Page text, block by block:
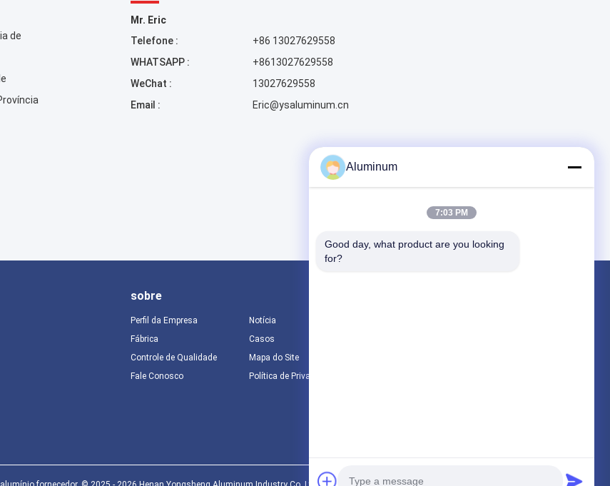
de
Mr. Eric
Telefone :
+86 13027629558
WHATSAPP :
+8613027629558
WeChat :
13027629558
Email :
Eric@ysaluminum.cn
sobre
Perfil da Empresa
Fábrica
Controle de Qualidade
Fale Conosco
Notícia
Casos
Mapa do Site
Política de Privacidade
Aluminum
7:03 PM
Good day, what product are you looking
for?